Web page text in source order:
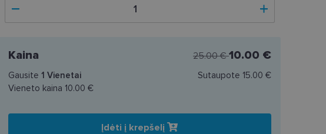
Kaina 25.00 €10.00 €
Gausite 1 Vienetai
Vieneto kaina 10.00 €
Sutaupote 15.00 €
Įdėti į krepšelį